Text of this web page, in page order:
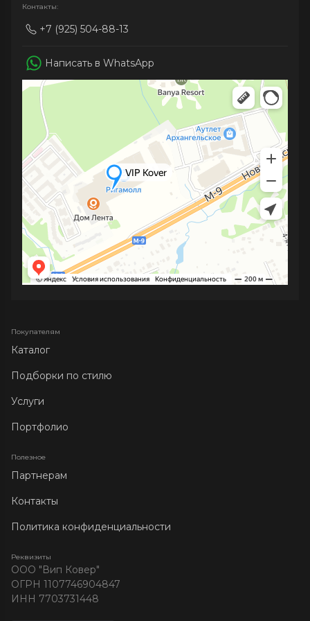
Контакты:
+7 (925) 504-88-13
Написать в WhatsApp
Покупателям
Каталог
Подборки по стилю
Услуги
Портфолио
Полезное
Партнерам
Контакты
Политика конфиденциальности
Реквизиты
ООО "Вип Ковер"
ОГРН 1107746904847
ИНН 7703731448